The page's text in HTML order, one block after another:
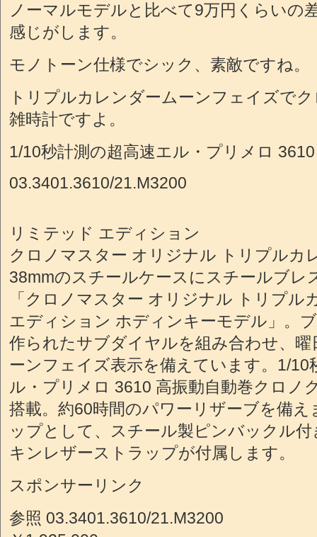
ノーマルモデルと比べて9万円くらいの
感じがします。
モノトーン仕様でシック、素敵ですね。
トリプルカレンダームーンフェイズで
雑時計ですよ。
1/10秒計測の超高速エル・プリメロ
03.3401.3610/21.M3200
リミテッド エディション
クロノマスター オリジナル トリプルカ
38mmのスチールケースにスチールブレ
「クロノマスター オリジナル トリプル
エディション ホディンキーモデル」。
作られたサブダイヤルを組み合わせ、曜
ーンフェイズ表示を備えています。1/10
ル・プリメロ 3610 高振動自動巻クロノ
搭載。約60時間のパワーリザーブを備
ップとして、スチール製ピンバックル
キンレザーストラップが付属します。
スポンサーリンク
参照 03.3401.3610/21.M3200